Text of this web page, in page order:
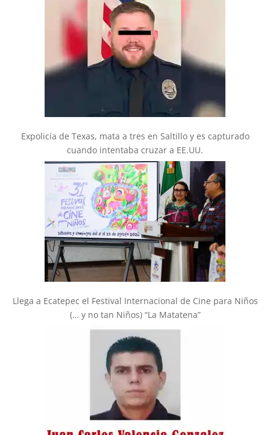
Expolicía de Texas, mata a tres en Saltillo y es capturado
cuando intentaba cruzar a EE.UU.
Llega a Ecatepec el Festival Internacional de Cine para Niños
(… y no tan Niños) “La Matatena”